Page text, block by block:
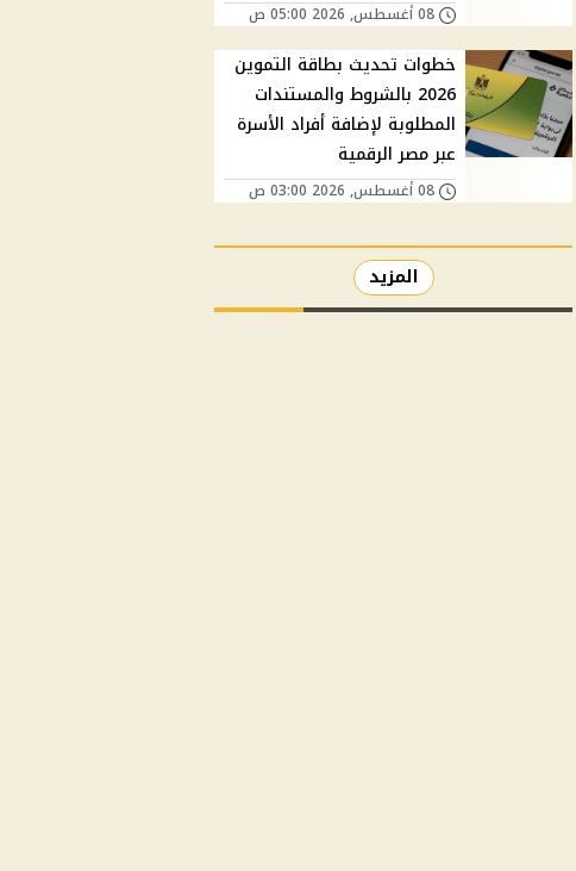
08 أغسطس, 2026 05:00 ص
خطوات تحديث بطاقة التموين
2026 بالشروط والمستندات
المطلوبة لإضافة أفراد الأسرة
عبر مصر الرقمية
08 أغسطس, 2026 03:00 ص
المزيد